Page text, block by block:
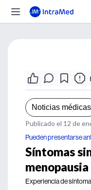
Noticias médicas
Publicado el 12 de
Pueden presentarse
Síntomas
menopausia
Experiencia de